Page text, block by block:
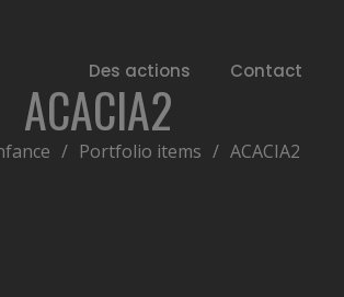
Des actions Contact
ACACIA2
/ Portfolio items / ACACIA2